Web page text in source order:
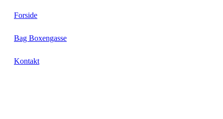
Forside
Bag Boxengasse
Kontakt